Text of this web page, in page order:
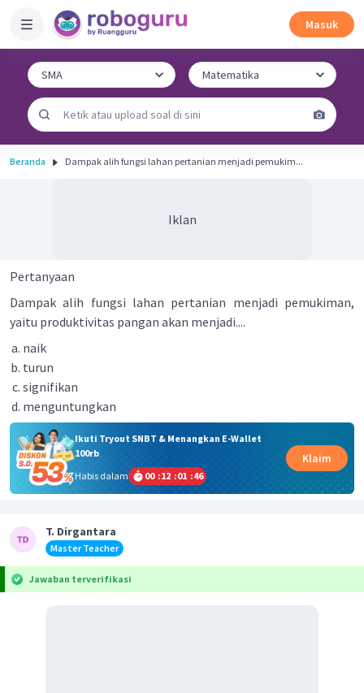
Masuk
Beranda Dampak alih fungsi lahan pertanian menjadi pemukim...
Iklan
Pertanyaan
Dampak alih fungsi lahan pertanian menjadi pemukiman,
yaitu produktivitas pangan akan menjadi....
naik
turun
signifikan
menguntungkan
Ikuti Tryout SNBT & Menangkan E-Wallet
100rb
Habis dalam
00 :12 :01 :46
Klaim
T. Dirgantara
Master Teacher
Jawaban terverifikasi